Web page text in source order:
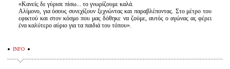
«Κανείς δε γύρισε πίσω... το γνωρίζουμε καλά.
Αλίμονο, για όσους συνεχίζουν ξεχνώντας και παραβλέποντας. Στο μέτρο του
εφικτού και στον κόσμο που μας δόθηκε να ζούμε, αυτός ο αγώνας ας φέρει
ένα καλύτερο αύριο για τα παιδιά του τόπου».
INFO